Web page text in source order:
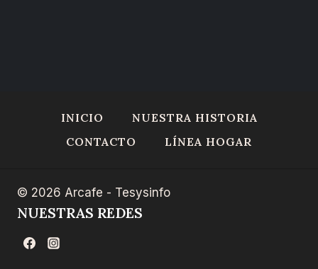
INICIO
NUESTRA HISTORIA
CONTACTO
LÍNEA HOGAR
© 2026 Arcafe - Tesysinfo
NUESTRAS REDES